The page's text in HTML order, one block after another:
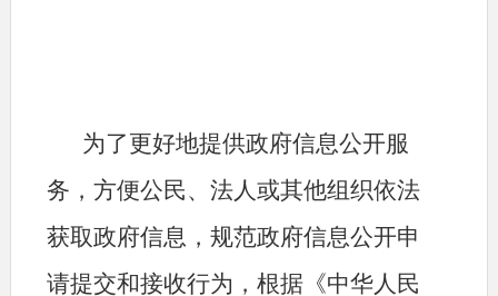
为了更好地提供政府信息公开服
务，方便公民、法人或其他组织依法
获取政府信息，规范政府信息公开申
请提交和接收行为，根据《中华人民